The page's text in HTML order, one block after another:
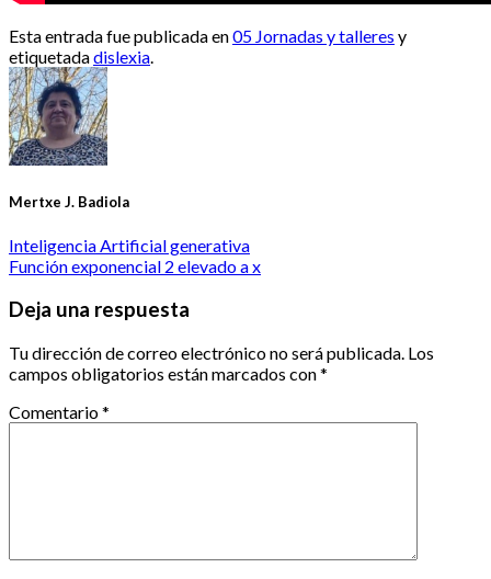
Esta entrada fue publicada en05 Jornadas y talleres y
etiquetadadislexia.
Mertxe J. Badiola
Inteligencia Artificial generativa
Función exponencial 2 elevado a x
Deja una respuesta
Tu dirección de correo electrónico no será publicada. Los
campos obligatorios están marcados con*
Comentario*